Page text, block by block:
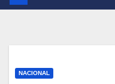
NACIONAL